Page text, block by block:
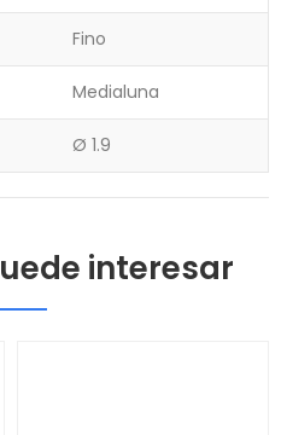
Fino
Medialuna
Ø 1.9
interesar